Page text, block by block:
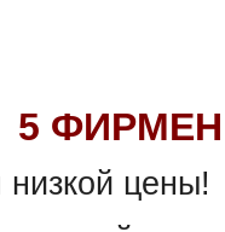
5
низкой цены!